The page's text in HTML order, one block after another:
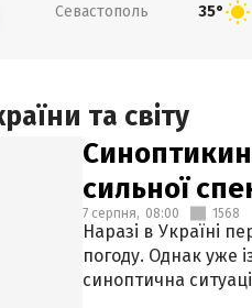
Севастополь 35°
та світу
сильної
7 серпня, 08:00 1568
Наразі в Україні
погоду. Однак уже
синоптична